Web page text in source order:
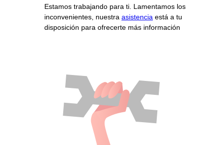
Estamos trabajando para ti. Lamentamos los
inconvenientes, nuestra asistencia está a tu
disposición para ofrecerte más información